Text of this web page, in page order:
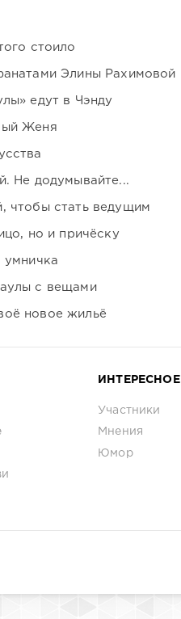
стоило
Элины Рахимовой
едут в Чэнду
Женя
Не додумывайте...
чтобы стать ведущим
но и причёску
умничка
с вещами
новое жильё
ИНТЕРЕСНОЕ
Участники
Мнения
Юмор